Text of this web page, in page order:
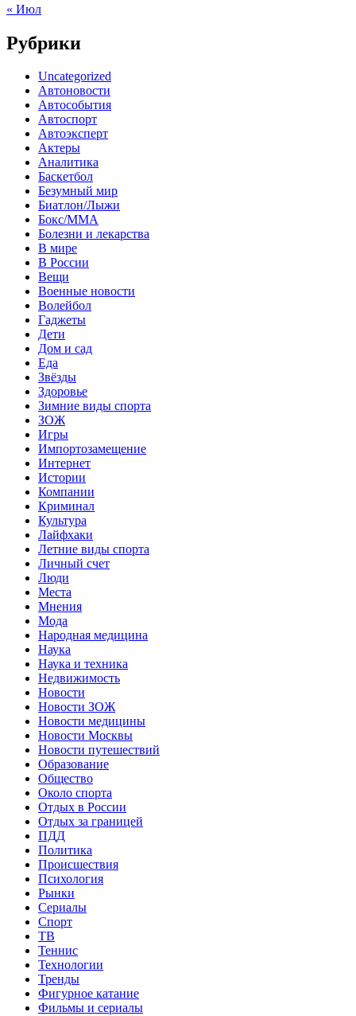
« Июл
Рубрики
Uncategorized
Автоновости
Автособытия
Автоспорт
Автоэксперт
Актеры
Аналитика
Баскетбол
Безумный мир
Биатлон/Лыжи
Бокс/MMA
Болезни и лекарства
В мире
В России
Вещи
Военные новости
Волейбол
Гаджеты
Дети
Дом и сад
Еда
Звёзды
Здоровье
Зимние виды спорта
ЗОЖ
Игры
Импортозамещение
Интернет
Истории
Компании
Криминал
Культура
Лайфхаки
Летние виды спорта
Личный счет
Люди
Места
Мнения
Мода
Народная медицина
Наука
Наука и техника
Недвижимость
Новости
Новости ЗОЖ
Новости медицины
Новости Москвы
Новости путешествий
Образование
Общество
Около спорта
Отдых в России
Отдых за границей
ПДД
Политика
Происшествия
Психология
Рынки
Сериалы
Спорт
ТВ
Теннис
Технологии
Тренды
Фигурное катание
Фильмы и сериалы